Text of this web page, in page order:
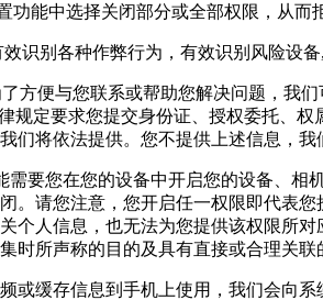
功能中选择关闭部分或全部权限，从而
识别各种作弊行为，有效识别风险设
方便与您联系或帮助您解决问题，我
规定要求您提交身份证、授权委托、
将依法提供。您不提供上述信息，
要您在您的设备中开启您的设备、
。请您注意，您开启任一权限即代表
个人信息，也无法为您提供该权限所
所声称的目的及具有直接或合理关
或缓存信息到手机上使用，我们会向